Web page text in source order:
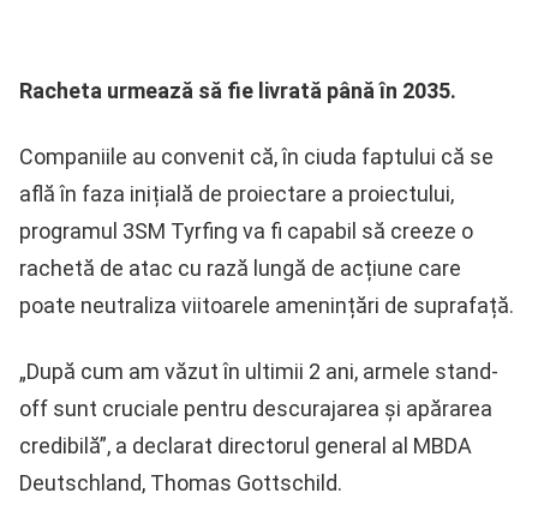
Racheta urmează să fie livrată până în 2035.
Companiile au convenit că, în ciuda faptului că se
află în faza inițială de proiectare a proiectului,
programul 3SM Tyrfing va fi capabil să creeze o
rachetă de atac cu rază lungă de acțiune care
poate neutraliza viitoarele amenințări de suprafață.
„După cum am văzut în ultimii 2 ani, armele stand-
off sunt cruciale pentru descurajarea și apărarea
credibilă”, a declarat directorul general al MBDA
Deutschland, Thomas Gottschild.